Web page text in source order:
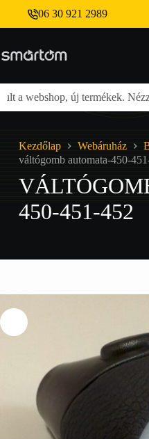
content
váltógomb
06 30 921 2989
a webshop, új termékek.
Kezdőlap Webáruház
váltógomb automata-450-
450-451-452